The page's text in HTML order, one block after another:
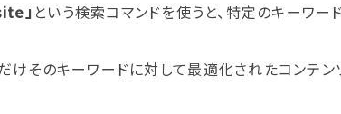
」 という検索コマンドを使うと、特定のキーワ
けそのキーワードに対して最適化されたコンテン